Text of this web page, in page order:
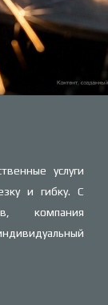
услуги
и гибку. С
компания